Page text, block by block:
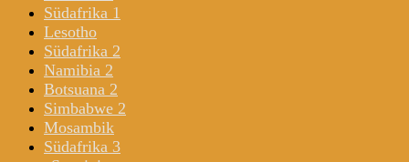
Südafrika 1
Lesotho
Südafrika 2
Namibia 2
Botsuana 2
Simbabwe 2
Mosambik
Südafrika 3